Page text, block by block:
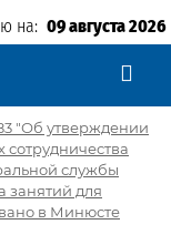
на: 09 августа 2026
"Об утверждении
службы
занятий для
в Минюсте